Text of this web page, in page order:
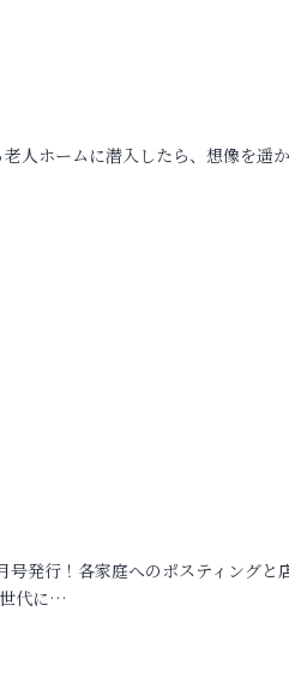
人ホームに潜入したら、想像を遥
号発行！各家庭へのポスティングと
代に…